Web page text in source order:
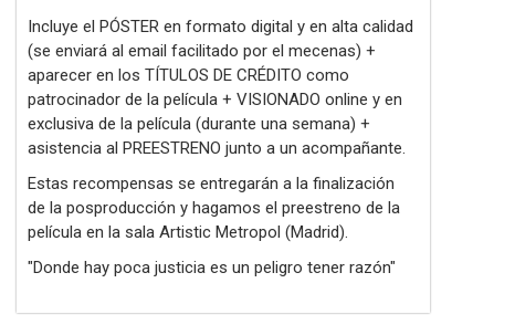
Incluye el PÓSTER en formato digital y en alta calidad
(se enviará al email facilitado por el mecenas) +
aparecer en los TÍTULOS DE CRÉDITO como
patrocinador de la película + VISIONADO online y en
exclusiva de la película (durante una semana) +
asistencia al PREESTRENO junto a un acompañante.
Estas recompensas se entregarán a la finalización
de la posproducción y hagamos el preestreno de la
película en la sala Artistic Metropol (Madrid).
"Donde hay poca justicia es un peligro tener razón"